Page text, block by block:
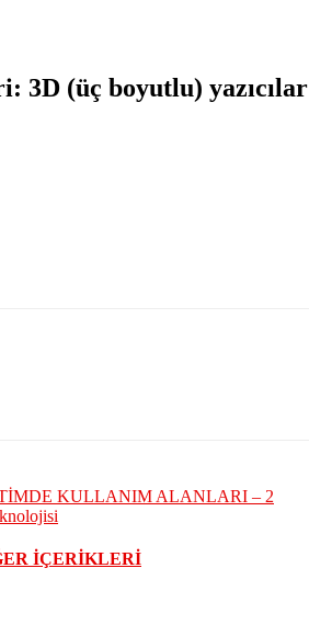
3D (üç boyutlu) yazıcılar
KULLANIM ALANLARI – 2
İÇERİKLERİ